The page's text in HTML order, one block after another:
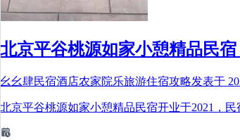
北京平谷桃源如家小憩精品民
幺幺肆民宿酒店农家院乐旅游住宿攻略发表于
北京平谷桃源如家小憩精品民宿开业于2021，